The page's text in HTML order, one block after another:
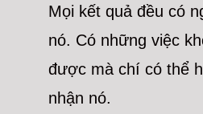
Mọi kết quả đều có
nó. Có những việc
được mà chí có thể
nhận nó.